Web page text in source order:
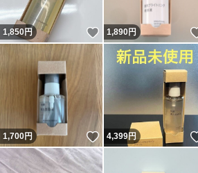
1,850円 いいね！
1,890円
1,700円 いいね！
4,399円